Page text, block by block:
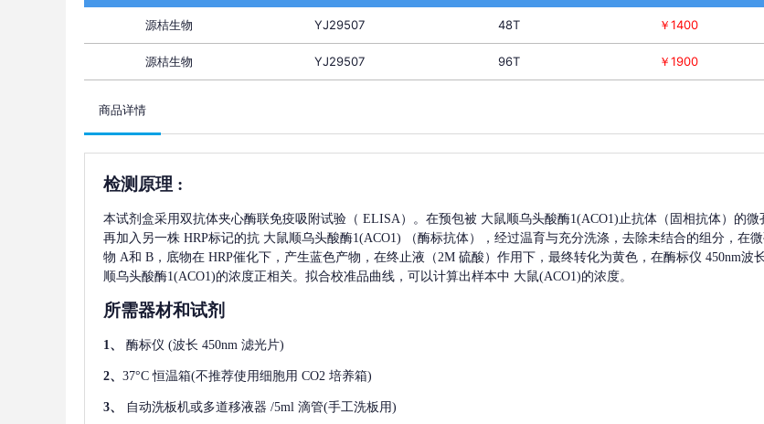
源桔生物 YJ29507 48T ￥1400
源桔生物 YJ29507 96T ￥1900
商品详情
检测原理 :
本试剂盒采用双抗体夹心酶联免疫吸附试验（ ELISA）。在预包被 大鼠顺乌头酸酶1(ACO1)止抗体（固相抗体）的微
再加入另一株 HRP标记的抗 大鼠顺乌头酸酶1(ACO1) （酶标抗体），经过温育与充分洗涤，去除未结合的组分，在
物 A和 B，底物在 HRP催化下，产生蓝色产物，在终止液（2M 硫酸）作用下，最终转化为黄色，在酶标仪 450nm
顺乌头酸酶1(ACO1)的浓度正相关。拟合校准品曲线，可以计算出样本中 大鼠(ACO1)的浓度。
所需器材和试剂
1、 酶标仪 (波长 450nm 滤光片)
2、 37°C 恒温箱(不推荐使用细胞用 CO2 培养箱)
3、 自动洗板机或多道移液器 /5ml 滴管(手工洗板用)